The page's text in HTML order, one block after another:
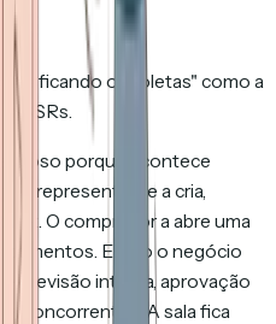
ficando obsoletas" como a
DSRs.
porque acontece
o representante a cria,
O comprador a abre uma
Então o negócio
— revisão interna, aprovação
concorrentes. A sala fica